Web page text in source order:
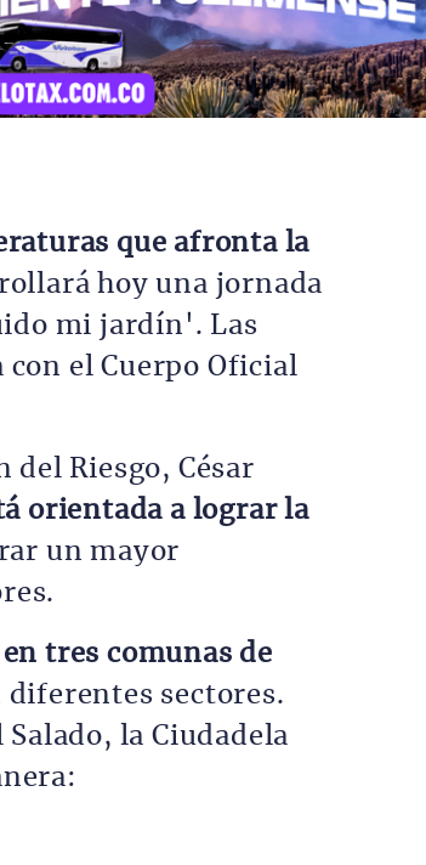
que afronta la
hoy una jornada
mi jardín'. Las
con el Cuerpo Oficial
del Riesgo, César
orientada a lograr la
un mayor
tres comunas de
diferentes sectores.
la Ciudadela